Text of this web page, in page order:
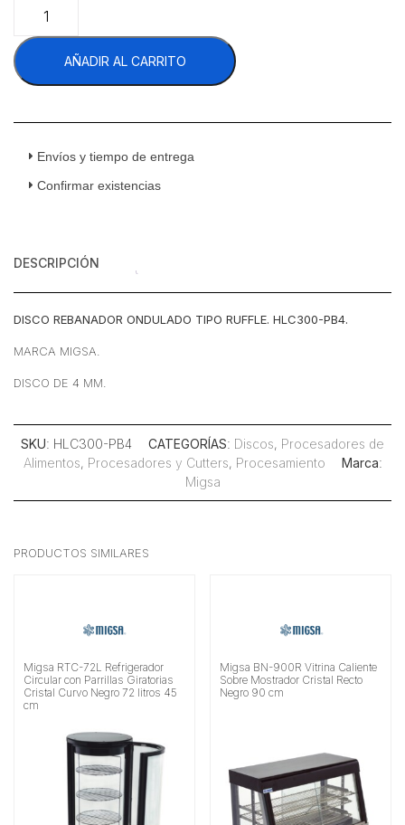
HLC300-
PB4
Procesador
De
Disco
Ondulado
Ruffle
AÑADIR AL CARRITO
Envíos y tiempo de entrega
Confirmar existencias
DESCRIPCIÓN
DISCO REBANADOR ONDULADO TIPO RUFFLE. HLC300-PB4.
MARCA MIGSA.
DISCO DE 4 MM.
SKU: HLC300-PB4 CATEGORÍAS: Discos, Procesadores de
Alimentos, Procesadores y Cutters, Procesamiento Marca:
Migsa
PRODUCTOS SIMILARES
Migsa RTC-72L Refrigerador
Circular con Parrillas Giratorias
Cristal Curvo Negro 72 litros 45
cm
Migsa BN-900R Vitrina Caliente
Sobre Mostrador Cristal Recto
Negro 90 cm